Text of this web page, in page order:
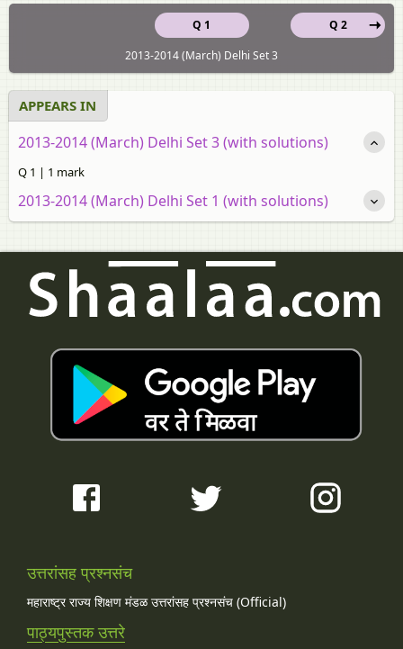
Q 1
Q 2
2013-2014 (March) Delhi Set 3
APPEARS IN
2013-2014 (March) Delhi Set 3 (with solutions)
Q 1 | 1 mark
2013-2014 (March) Delhi Set 1 (with solutions)
उत्तरांसह प्रश्नसंच
महाराष्ट्र राज्य शिक्षण मंडळ उत्तरांसह प्रश्नसंच (Official)
पाठ्यपुस्तक उत्तरे